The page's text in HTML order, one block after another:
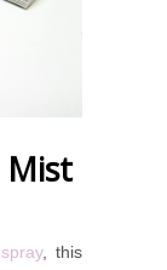
Mist
, this